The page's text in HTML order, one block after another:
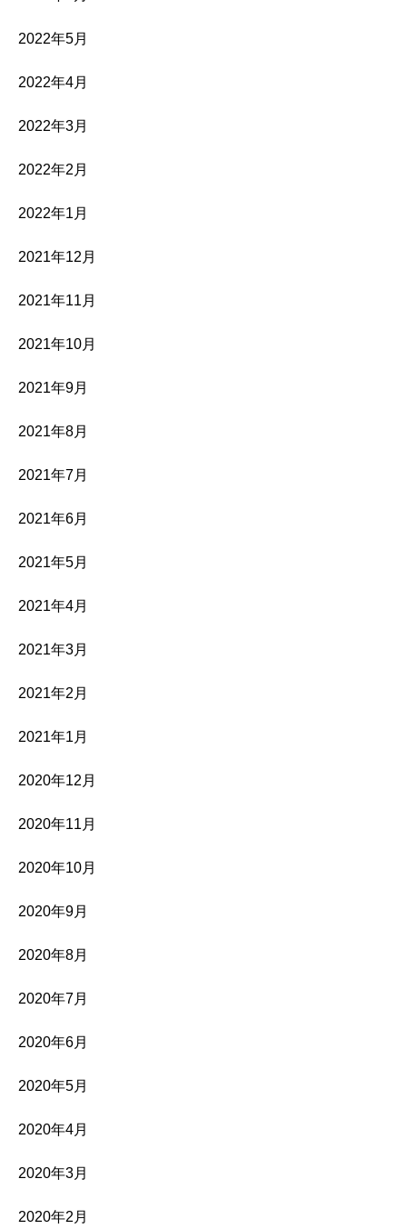
2022年5月
2022年4月
2022年3月
2022年2月
2022年1月
2021年12月
2021年11月
2021年10月
2021年9月
2021年8月
2021年7月
2021年6月
2021年5月
2021年4月
2021年3月
2021年2月
2021年1月
2020年12月
2020年11月
2020年10月
2020年9月
2020年8月
2020年7月
2020年6月
2020年5月
2020年4月
2020年3月
2020年2月